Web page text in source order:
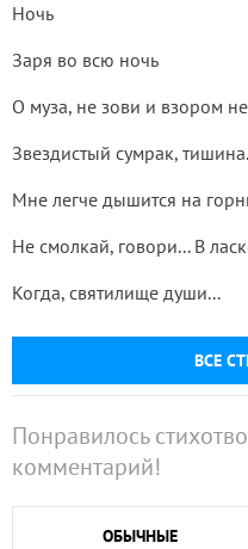
ВСЕ
Ночь
Заря во всю ночь
О муза, не зови и взором
Звездистый сумрак,
Мне легче дышится на
Не смолкай, говори... В
Когда, святилище души...
Понравилось
комментарий!
ОБЫЧНЫЕ